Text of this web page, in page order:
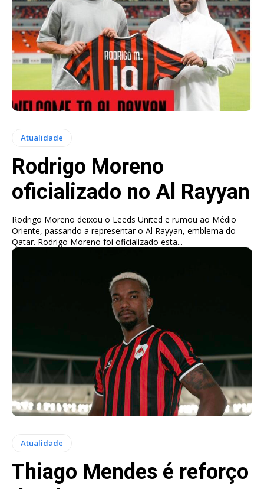
Atualidade
Rodrigo Moreno
oficializado no Al Rayyan
Rodrigo Moreno deixou o Leeds United e rumou ao Médio
Oriente, passando a representar o Al Rayyan, emblema do
Qatar. Rodrigo Moreno foi oficializado esta...
Atualidade
Thiago Mendes é reforço